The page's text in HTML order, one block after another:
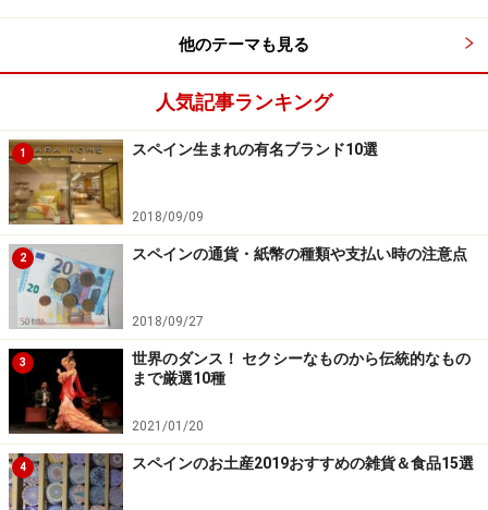
国料理レストラン）にもありますし、今やおいしいレス
トランの情報が溢れています。せっかくなら、情報を収
れないかもしれないんですから！ 一方で、あまり食べ物
に興味がない、もしくはどっちみち日本食しか好きでは
ないという人は食事込みのツアーがよいのでは。とりあ
えず、この町ではこれを食べとけ！という定番料理を食
べさせてくれます。
最後に、ツアーに組み込まれているホテルにも注目しま
しょう。フリープランの多いツアーなら、動きやすい場
所に立地しているか、部屋はツインかダブルか、バスタ
ブはあるかないか。パンフレットなどに書いていない場
合は、面倒くさがらず問い合わせまるようにしましょ
う。
他のテーマも見る
人気記事ランキング
1 スペイン生まれの有名ブランド10選
2018/09/09
2 スペインの通貨・紙幣の種類や支払い時の注意点
2018/09/27
3
世界のダンス！ セクシーなものから伝統的なもの
まで厳選10種
2021/01/20
4 スペインのお土産2019おすすめの雑貨＆食品15選